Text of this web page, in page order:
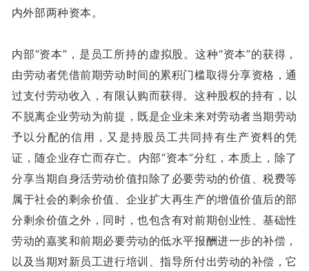
内外部两种资本。
内部“资本”，是员工所持的虚拟股。这种“资本”的获得，
由劳动者凭借前期劳动时间的累积门槛取得分享资格，通
过支付劳动收入，有限认购而获得。这种股权的持有，以
不脱离企业劳动为前提，既是企业未来对劳动者当期劳动
予以分配的信用，又是持股员工共同持有生产资料的凭
证，随企业存亡而存亡。内部“资本”分红，本质上，除了
分享当期自身活劳动价值扣除了必要劳动的价值、税费等
属于社会的剩余价值、企业扩大再生产的增值价值后的部
分剩余价值之外，同时，也包含有对前期创业性、基础性
劳动的嘉奖和前期必要劳动的低水平报酬进一步的补偿，
以及当期对新员工进行培训、指导所付出劳动的补偿，它